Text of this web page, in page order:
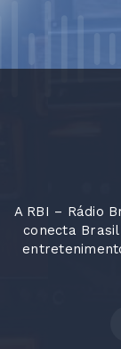
A RBI – Rádio
conecta